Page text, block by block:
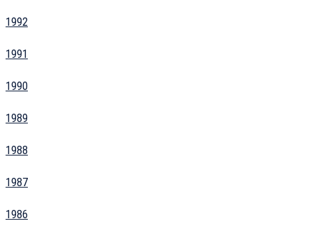
1992
1991
1990
1989
1988
1987
1986